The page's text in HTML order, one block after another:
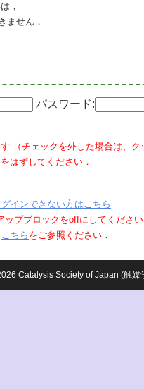
，
ません．
パスワード:
.（チェックを外した場合は、ク
はずしてください．
グインできない方はこちら
プブロックをoffにしてください
こちら をご参照ください．
Catalysis Society of Japan (触